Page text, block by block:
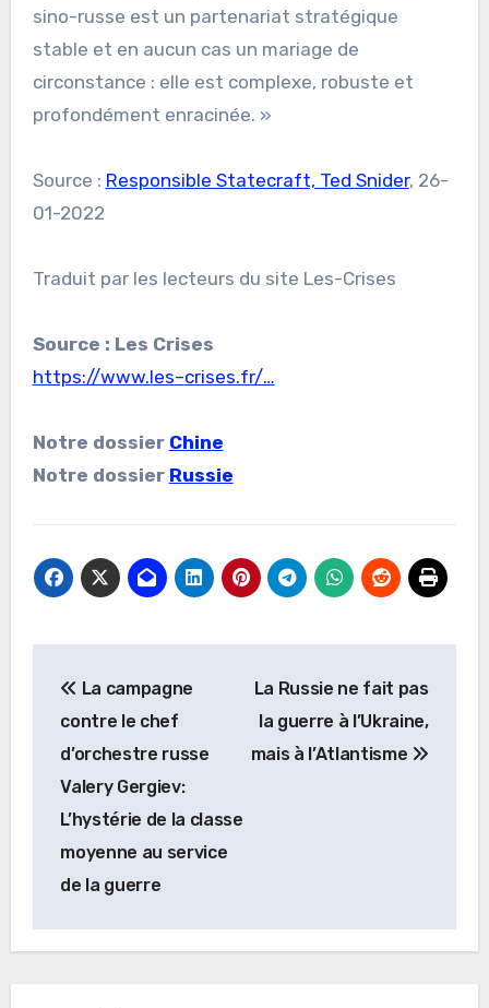
sino-russe est un partenariat stratégique
stable et en aucun cas un mariage de
circonstance : elle est complexe, robuste et
profondément enracinée. »
Source : Responsible Statecraft, Ted Snider, 26-
01-2022
Traduit par les lecteurs du site Les-Crises
Source : Les Crises
https://www.les–crises.fr/…
Notre dossier Chine
Notre dossier Russie
de
l’article
La campagne
contre le chef
d’orchestre russe
Valery Gergiev:
L’hystérie de la classe
moyenne au service
de la guerre
La Russie ne fait pas
la guerre à l’Ukraine,
mais à l’Atlantisme